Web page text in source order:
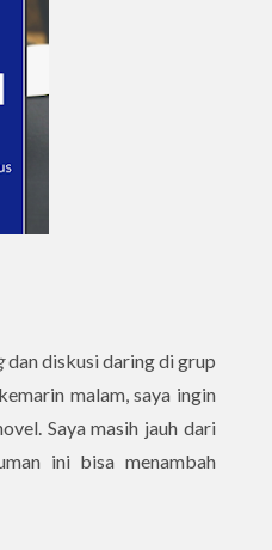
dan diskusi daring di grup
malam, saya ingin
Saya masih jauh dari
ini bisa menambah